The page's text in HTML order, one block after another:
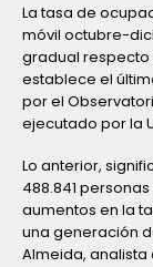
La tasa de
móvil octubre-
gradual respecto
establece el
por el
ejecutado por la
Lo anterior,
488.841
aumentos en la
una generación
Almeida, analista